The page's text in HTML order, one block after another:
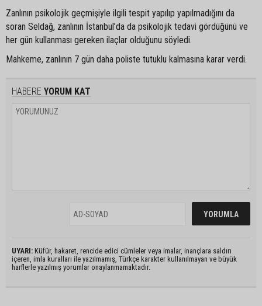
Zanlının psikolojik geçmişiyle ilgili tespit yapılıp yapılmadığını da
soran Seldağ, zanlının İstanbul’da da psikolojik tedavi gördüğünü ve
her gün kullanması gereken ilaçlar olduğunu söyledi.
Mahkeme, zanlının 7 gün daha poliste tutuklu kalmasına karar verdi.
HABERE YORUM KAT
UYARI: Küfür, hakaret, rencide edici cümleler veya imalar, inançlara saldırı
içeren, imla kuralları ile yazılmamış, Türkçe karakter kullanılmayan ve büyük
harflerle yazılmış yorumlar onaylanmamaktadır.